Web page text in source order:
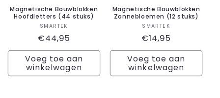
Magnetische Bouwblokken
Hoofdletters (44 stuks)
Verkoper:
SMARTEK
Normale
prijs
€44,95
Voeg toe aan
winkelwagen
Magnetische Bouwblokken
Zonnebloemen (12 stuks)
Verkoper:
SMARTEK
Normale
prijs
€14,95
Voeg toe aan
winkelwagen